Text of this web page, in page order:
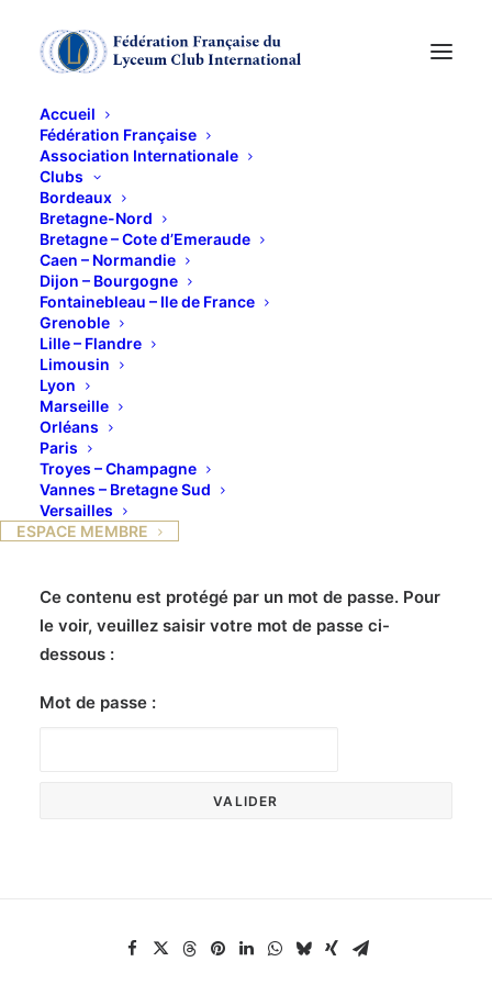
Accueil
Fédération Française
Association Internationale
Clubs
Bordeaux
Bretagne-Nord
Bretagne – Cote d’Emeraude
Caen – Normandie
Dijon – Bourgogne
Fontainebleau – Ile de France
Grenoble
Lille – Flandre
Limousin
Lyon
Marseille
Orléans
Paris
Troyes – Champagne
Vannes – Bretagne Sud
Versailles
ESPACE MEMBRE
Soirée prestige,
"Bianca l'âme damnée
des Médicis" par
Carol-Ann et Patrick
Ce contenu est protégé par un mot de passe. Pour
le voir, veuillez saisir votre mot de passe ci-
dessous :
Mot de passe :